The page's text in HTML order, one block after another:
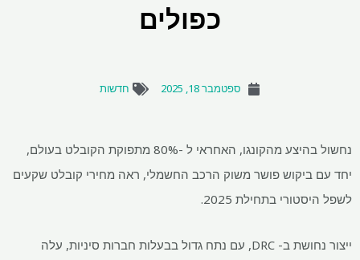
כפולים
ספטמבר 18, 2025 חדשות
נחשול בהיצע מהקונגו, האחראי ל -80% מתפוקת הקובלט בעולם,
יחד עם ביקוש פושר משוק הרכב החשמלי, ראה מחירי קובלט שקעים
לשפל היסטורי בתחילת 2025.
ייצור נחושת ב- DRC, עם נתח גדול בבעלות חברות סיניות, עלה